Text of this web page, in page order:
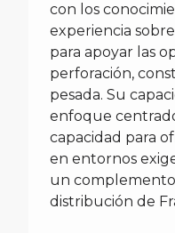
con los
experiencia
para apoyar las
perforación,
pesada. Su
enfoque
capacidad para
en entornos
un
distribución de